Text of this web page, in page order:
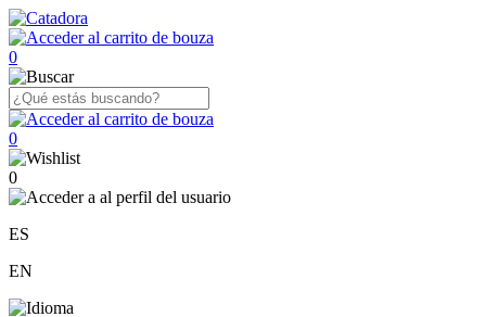
0
0
0
ES
EN